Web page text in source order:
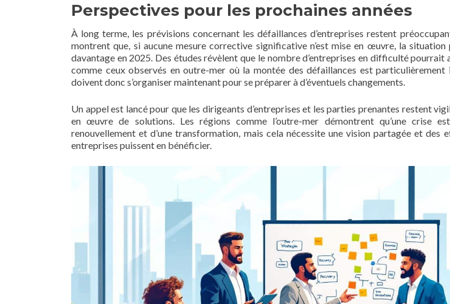
Perspectives pour les prochaines années
À long terme, les prévisions concernant les défaillances d’entreprises restent
montrent que, si aucune mesure corrective significative n’est mise en œuvre, la
davantage en 2025. Des études révèlent que le nombre d’entreprises en difficulté pourrait
comme ceux observés en outre-mer où la montée des défaillances est particulièrement
doivent donc s’organiser maintenant pour se préparer à d’éventuels changements.
Un appel est lancé pour que les dirigeants d’entreprises et les parties prenantes restent
en œuvre de solutions. Les régions comme l’outre-mer démontrent qu’une crise
renouvellement et d’une transformation, mais cela nécessite une vision partagée et des
entreprises puissent en bénéficier.